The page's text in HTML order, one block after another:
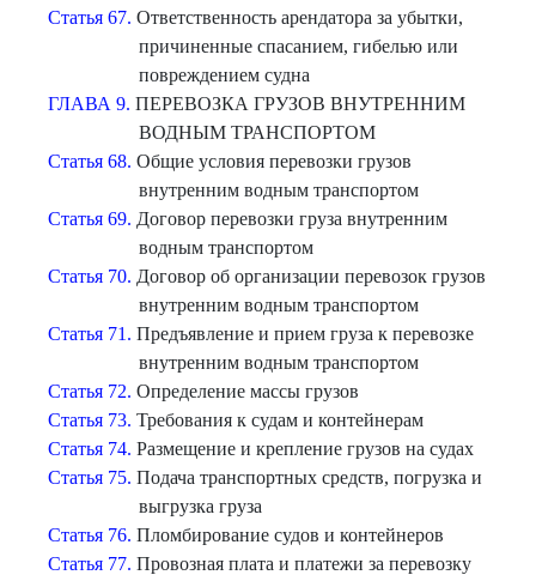
Статья 67. Ответственность арендатора за убытки,
причиненные спасанием, гибелью или
повреждением судна
ГЛАВА 9. ПЕРЕВОЗКА ГРУЗОВ ВНУТРЕННИМ
ВОДНЫМ ТРАНСПОРТОМ
Статья 68. Общие условия перевозки грузов
внутренним водным транспортом
Статья 69. Договор перевозки груза внутренним
водным транспортом
Статья 70. Договор об организации перевозок грузов
внутренним водным транспортом
Статья 71. Предъявление и прием груза к перевозке
внутренним водным транспортом
Статья 72. Определение массы грузов
Статья 73. Требования к судам и контейнерам
Статья 74. Размещение и крепление грузов на судах
Статья 75. Подача транспортных средств, погрузка и
выгрузка груза
Статья 76. Пломбирование судов и контейнеров
Статья 77. Провозная плата и платежи за перевозку